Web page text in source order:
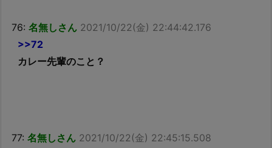
76: 名無しさん 2021/10/22(金) 22:44:42.176
>>72
カレー先輩のこと？
77: 名無しさん 2021/10/22(金) 22:45:15.508